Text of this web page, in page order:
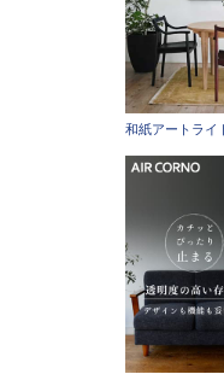
和紙アートライ